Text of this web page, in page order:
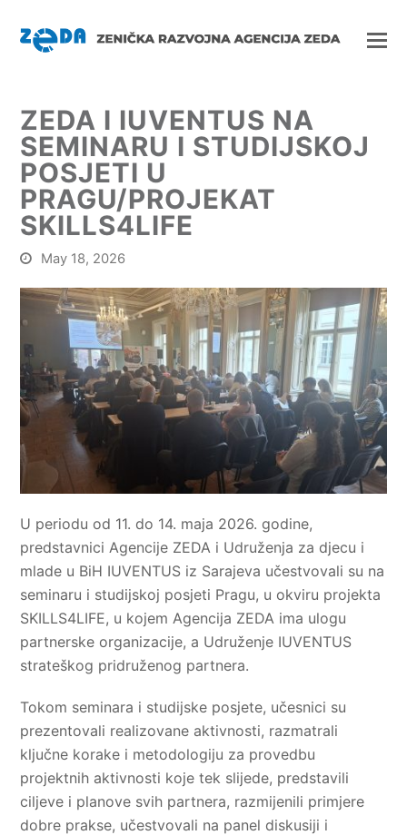
ZEDA I IUVENTUS NA
SEMINARU I STUDIJSKOJ
POSJETI U
PRAGU/PROJEKAT
SKILLS4LIFE
May 18, 2026
U periodu od 11. do 14. maja 2026. godine,
predstavnici Agencije ZEDA i Udruženja za djecu i
mlade u BiH IUVENTUS iz Sarajeva učestvovali su na
seminaru i studijskoj posjeti Pragu, u okviru projekta
SKILLS4LIFE, u kojem Agencija ZEDA ima ulogu
partnerske organizacije, a Udruženje IUVENTUS
strateškog pridruženog partnera.
Tokom seminara i studijske posjete, učesnici su
prezentovali realizovane aktivnosti, razmatrali
ključne korake i metodologiju za provedbu
projektnih aktivnosti koje tek slijede, predstavili
ciljeve i planove svih partnera, razmijenili primjere
dobre prakse, učestvovali na panel diskusiji i